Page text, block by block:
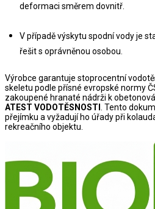
deformaci směrem dovnitř.
V případě výskytu spodní vody je
řešit s oprávněnou osobou.
Výrobce garantuje stoprocentní
skeletu podle přísné evropské normy
ATEST VODOTĚSNOSTI . Tento
přejímku a vyžadují ho úřady při
rekreačního objektu.